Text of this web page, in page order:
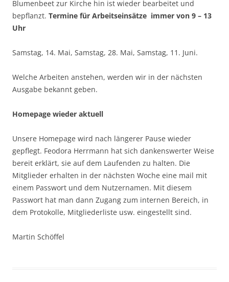
Blumenbeet zur Kirche hin ist wieder bearbeitet und
bepflanzt. Termine für Arbeitseinsätze immer von 9 – 13
Uhr
Samstag, 14. Mai, Samstag, 28. Mai, Samstag, 11. Juni.
Welche Arbeiten anstehen, werden wir in der nächsten
Ausgabe bekannt geben.
Homepage wieder aktuell
Unsere Homepage wird nach längerer Pause wieder
gepflegt. Feodora Herrmann hat sich dankenswerter Weise
bereit erklärt, sie auf dem Laufenden zu halten. Die
Mitglieder erhalten in der nächsten Woche eine mail mit
einem Passwort und dem Nutzernamen. Mit diesem
Passwort hat man dann Zugang zum internen Bereich, in
dem Protokolle, Mitgliederliste usw. eingestellt sind.
Martin Schöffel